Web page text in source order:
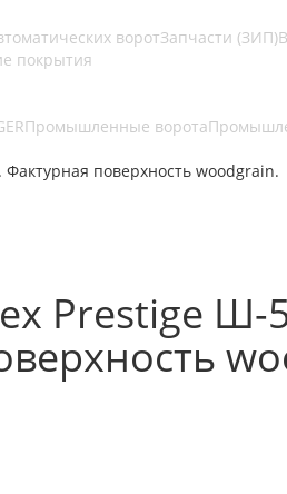
воротЗапчасти (ЗИП)
покрытия
Промышленные ворота
поверхность woodgrain.
Prestige